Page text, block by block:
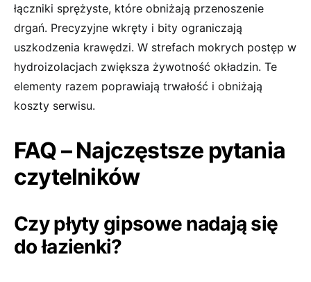
łączniki sprężyste, które obniżają przenoszenie
drgań. Precyzyjne wkręty i bity ograniczają
uszkodzenia krawędzi. W strefach mokrych postęp w
hydroizolacjach zwiększa żywotność okładzin. Te
elementy razem poprawiają trwałość i obniżają
koszty serwisu.
FAQ – Najczęstsze pytania
czytelników
Czy płyty gipsowe nadają się
do łazienki?